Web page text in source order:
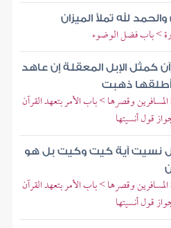
لله تملأ الميزان
> باب فضل الوضوء
كمثل الإبل المعقلة إن عاهد
ذهبت
وقصرها > باب الأمر بتعهد القرآن
قول أنسيتها
نسيت آية كيت وكيت بل هو
وقصرها > باب الأمر بتعهد القرآن
قول أنسيتها